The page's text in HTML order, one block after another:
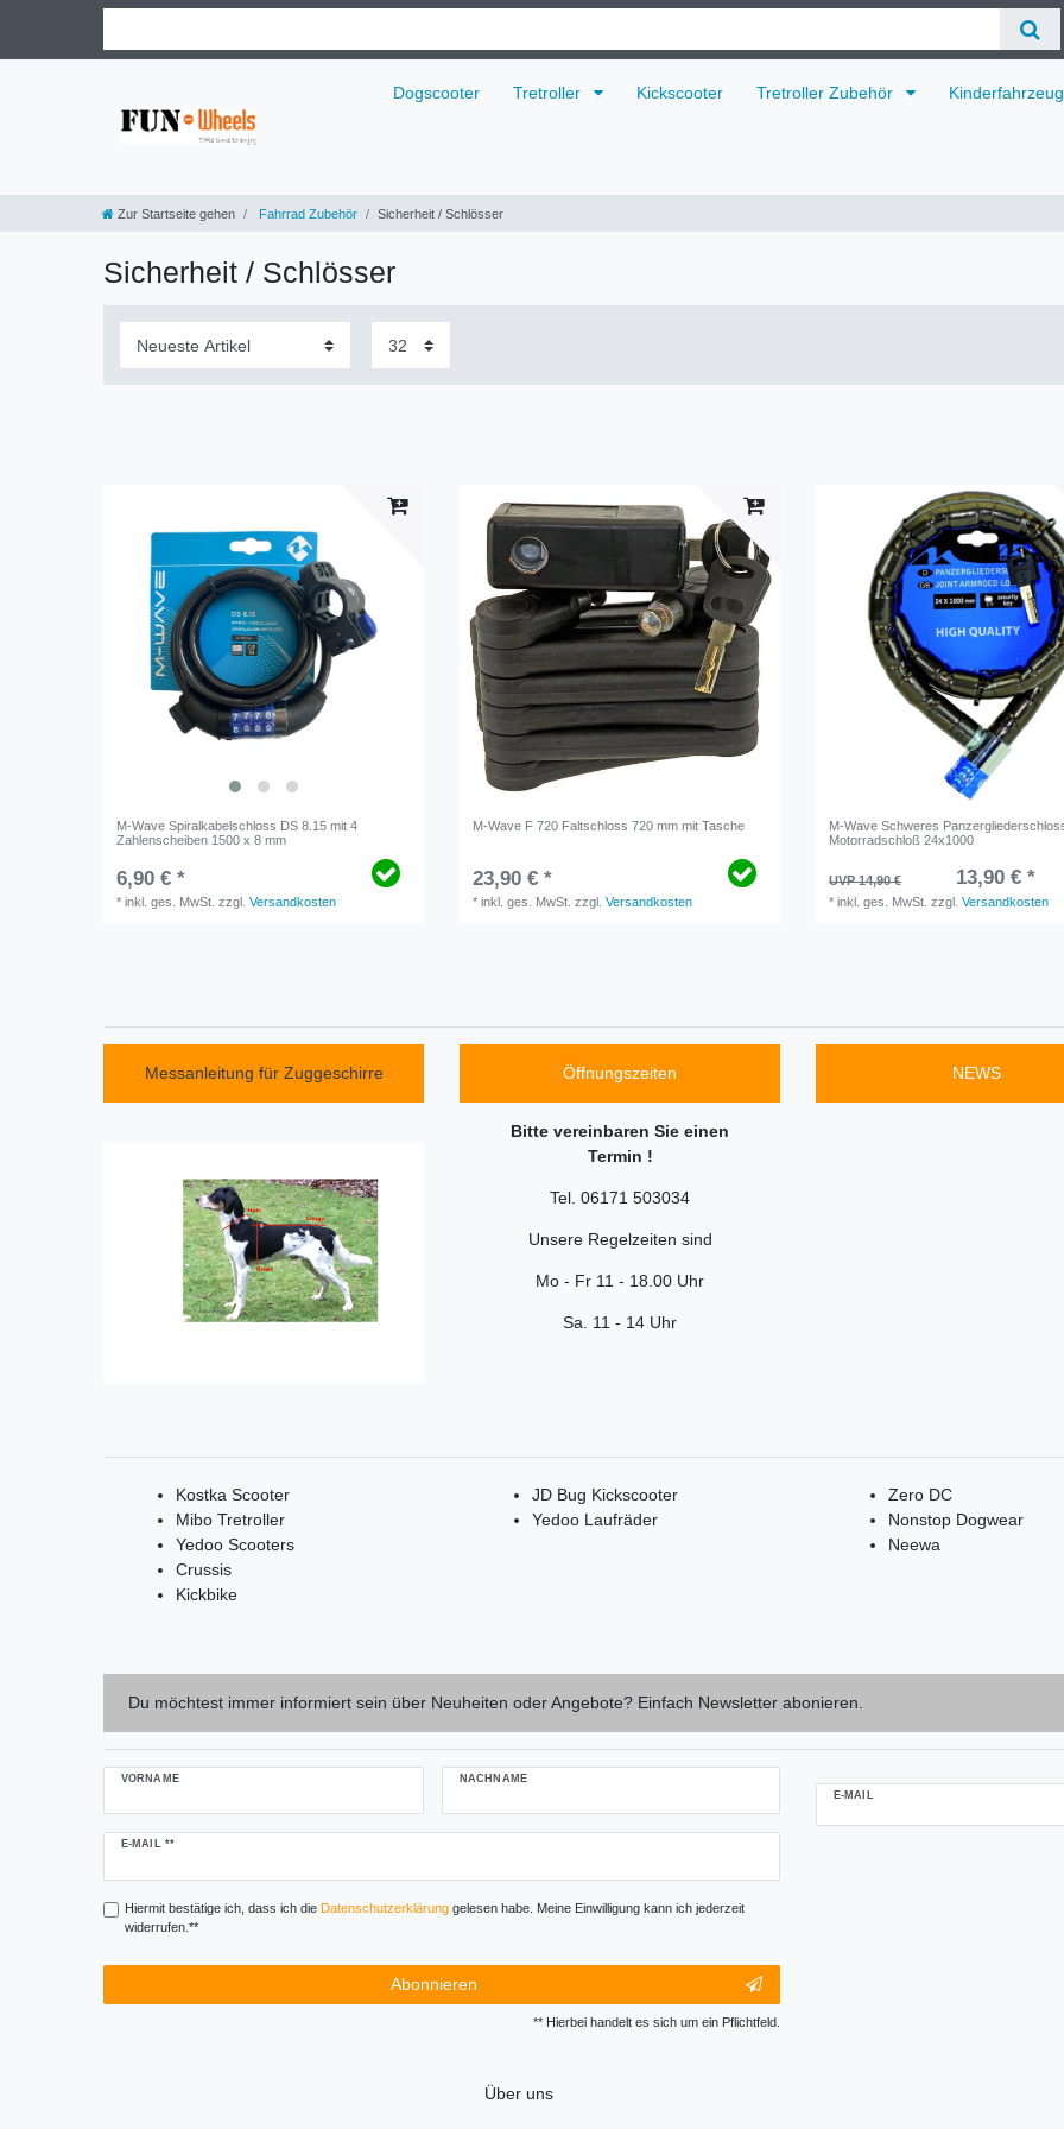
Dogscooter Tretroller Kickscooter Tretroller Zubehör
Zur Startseite gehen Fahrrad Zubehör Sicherheit / Schlösser
Sicherheit / Schlösser
M-Wave Spiralkabelschloss DS 8.15 mit 4
Zahlenscheiben 1500 x 8 mm
6,90 € *
*inkl. ges. MwSt. zzgl.Versandkosten
M-Wave F 720 Faltschloss 720 mm mit Tasche
23,90 € *
*inkl. ges. MwSt. zzgl.Versandkosten
M-Wave Schweres
Motorradschloß 24x1000
UVP 14,90 € 13,90 € *
*inkl. ges. MwSt. zzgl.Versandkosten
Messanleitung für Zuggeschirre Öffnungszeiten
Bitte vereinbaren Sie einen
Termin !
Tel. 06171 503034
Unsere Regelzeiten sind
Mo - Fr 11 - 18.00 Uhr
Sa. 11 - 14 Uhr
NEWS
Kostka Scooter
Mibo Tretroller
Yedoo Scooters
Crussis
Kickbike
JD Bug Kickscooter
Yedoo Laufräder
Zero DC
Nonstop Dogwear
Neewa
Du möchtest immer informiert sein über Neuheiten oder Angebote? Einfach Newsletter abonieren.
VORNAME NACHNAME
E-MAIL **
Newsletter
Hiermit bestätige ich, dass ich die Daten­schutz­erklärunggelesen habe. Meine Einwilligung kann ich jederzeit
widerrufen.**
Abonnieren
** Hierbei handelt es sich um ein Pflichtfeld.
E-MAIL
Über uns